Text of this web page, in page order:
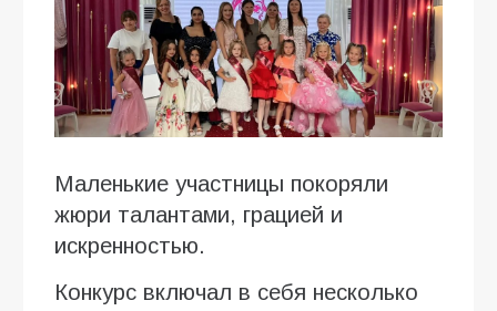
Маленькие участницы покоряли
жюри талантами, грацией и
искренностью.
Конкурс включал в себя несколько